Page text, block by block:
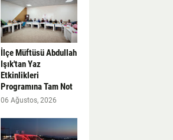
İlçe Müftüsü Abdullah
Işık'tan Yaz
Etkinlikleri
Programına Tam Not
06 Ağustos, 2026